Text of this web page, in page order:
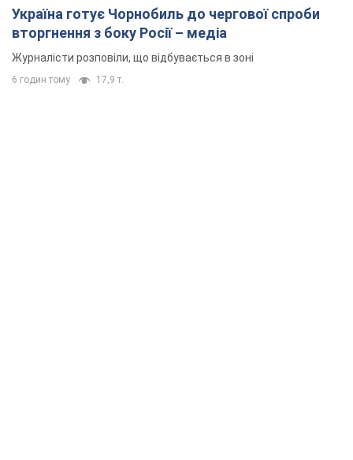
Україна готує Чорнобиль до чергової спроби
вторгнення з боку Росії – медіа
Журналісти розповіли, що відбувається в зоні
6 годин тому 17,9 т.